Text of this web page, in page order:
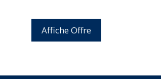
Affiche Offre